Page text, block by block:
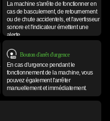
La machine s'arrête de fonctionner en
cas de basculement, de retournement
ou de chute accidentels, et l'avertisseur
sonore et l'indicateur émettent une
alerte.
Bouton d'arrêt d'urgence
En cas d'urgence pendant le
fonctionnement de la machine, vous
pouvez également l'arrêter
manuellement et immédiatement.